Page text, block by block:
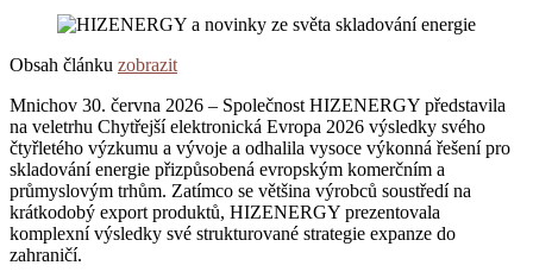
Obsah článku zobrazit
Mnichov 30. června 2026 – Společnost HIZENERGY představila
na veletrhu Chytřejší elektronická Evropa 2026 výsledky svého
čtyřletého výzkumu a vývoje a odhalila vysoce výkonná řešení pro
skladování energie přizpůsobená evropským komerčním a
průmyslovým trhům. Zatímco se většina výrobců soustředí na
krátkodobý export produktů, HIZENERGY prezentovala
komplexní výsledky své strukturované strategie expanze do
zahraničí.